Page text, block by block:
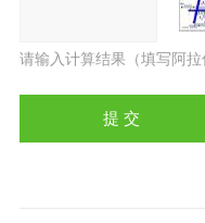
请输入计算结果（填写阿